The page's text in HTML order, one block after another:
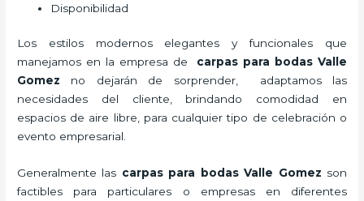
Disponibilidad
Los estilos modernos elegantes y funcionales que
manejamos en la empresa de carpas para bodas Valle
Gomez no dejarán de sorprender, adaptamos las
necesidades del cliente, brindando comodidad en
espacios de aire libre, para cualquier tipo de celebración o
evento empresarial.
Generalmente las carpas para bodas Valle Gomez son
factibles para particulares o empresas en diferentes